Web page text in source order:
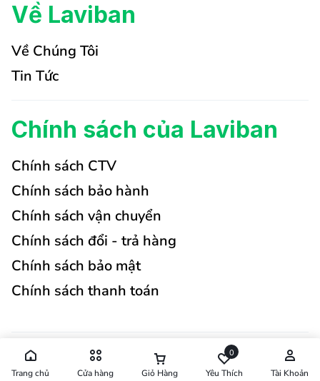
Về Laviban
Về Chúng Tôi
Tin Tức
Chính sách của Laviban
Chính sách CTV
Chính sách bảo hành
Chính sách vận chuyển
Chính sách đổi - trả hàng
Chính sách bảo mật
Chính sách thanh toán
Trang chủ Cửa hàng Giỏ Hàng
0
Yêu Thích Tài Khoản